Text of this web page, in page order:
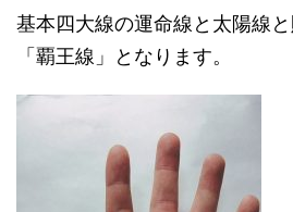
基本四大線の運命線と太陽線
「覇王線」となります。